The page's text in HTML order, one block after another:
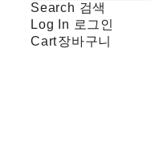
Search 검색
Log In 로그인
Cart장바구니